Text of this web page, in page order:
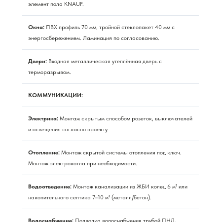
элемент пола KNAUF.
Окна: ПВХ профиль 70 мм, тройной стеклопакет 40 мм с
энергосбережением. Ламинация по согласованию.
Двери: Входная металлическая утеплённая дверь с
терморазрывом.
КОММУНИКАЦИИ:
Электрика: Монтаж скрытым способом розеток, выключателей
и освещения согласно проекту.
Отопление: Монтаж скрытой системы отопления под ключ.
Монтаж электрокотла при необходимости.
Водоотведение: Монтаж канализации из ЖБИ колец 6 м³ или
накопительного септика 7–10 м³ (металл/бетон).